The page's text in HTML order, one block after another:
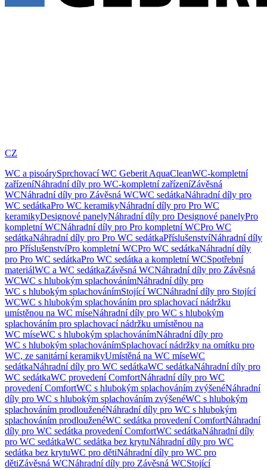
CZ
WC a pisoárySprchovací WC Geberit AquaCleanWC-kompletní
zařízeníNáhradní díly pro WC-kompletní zařízeníZávěsná
WCNáhradní díly pro Závěsná WCWC sedátkaNáhradní díly pro
WC sedátkaPro WC keramikyNáhradní díly pro Pro WC
keramikyDesignové panelyNáhradní díly pro Designové panelyPro
kompletní WCNáhradní díly pro Pro kompletní WCPro WC
sedátkaNáhradní díly pro Pro WC sedátkaPříslušenstvíNáhradní díly
pro PříslušenstvíPro kompletní WCPro WC sedátkaNáhradní díly
pro Pro WC sedátkaPro WC sedátka a kompletní WCSpotřební
materiálWC a WC sedátkaZávěsná WCNáhradní díly pro Závěsná
WCWC s hlubokým splachovánímNáhradní díly pro
WC s hlubokým splachovánímStojící WCNáhradní díly pro Stojící
WCWC s hlubokým splachováním pro splachovací nádržku
umístěnou na WC míseNáhradní díly pro WC s hlubokým
splachováním pro splachovací nádržku umístěnou na
WC míseWC s hlubokým splachovánímNáhradní díly pro
WC s hlubokým splachovánímSplachovací nádržky na omítku pro
WC, ze sanitární keramikyUmístěná na WC míseWC
sedátkaNáhradní díly pro WC sedátkaWC sedátkaNáhradní díly pro
WC sedátkaWC provedení ComfortNáhradní díly pro WC
provedení ComfortWC s hlubokým splachováním zvýšenéNáhradní
díly pro WC s hlubokým splachováním zvýšenéWC s hlubokým
splachováním prodlouženéNáhradní díly pro WC s hlubokým
splachováním prodlouženéWC sedátka provedení ComfortNáhradní
díly pro WC sedátka provedení ComfortWC sedátkaNáhradní díly
pro WC sedátkaWC sedátka bez krytuNáhradní díly pro WC
sedátka bez krytuWC pro dětiNáhradní díly pro WC pro
dětiZávěsná WCNáhradní díly pro Závěsná WCStojící